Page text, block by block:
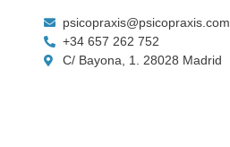
psicopraxis@psicopraxis.com
+34 657 262 752
C/ Bayona, 1. 28028 Madrid